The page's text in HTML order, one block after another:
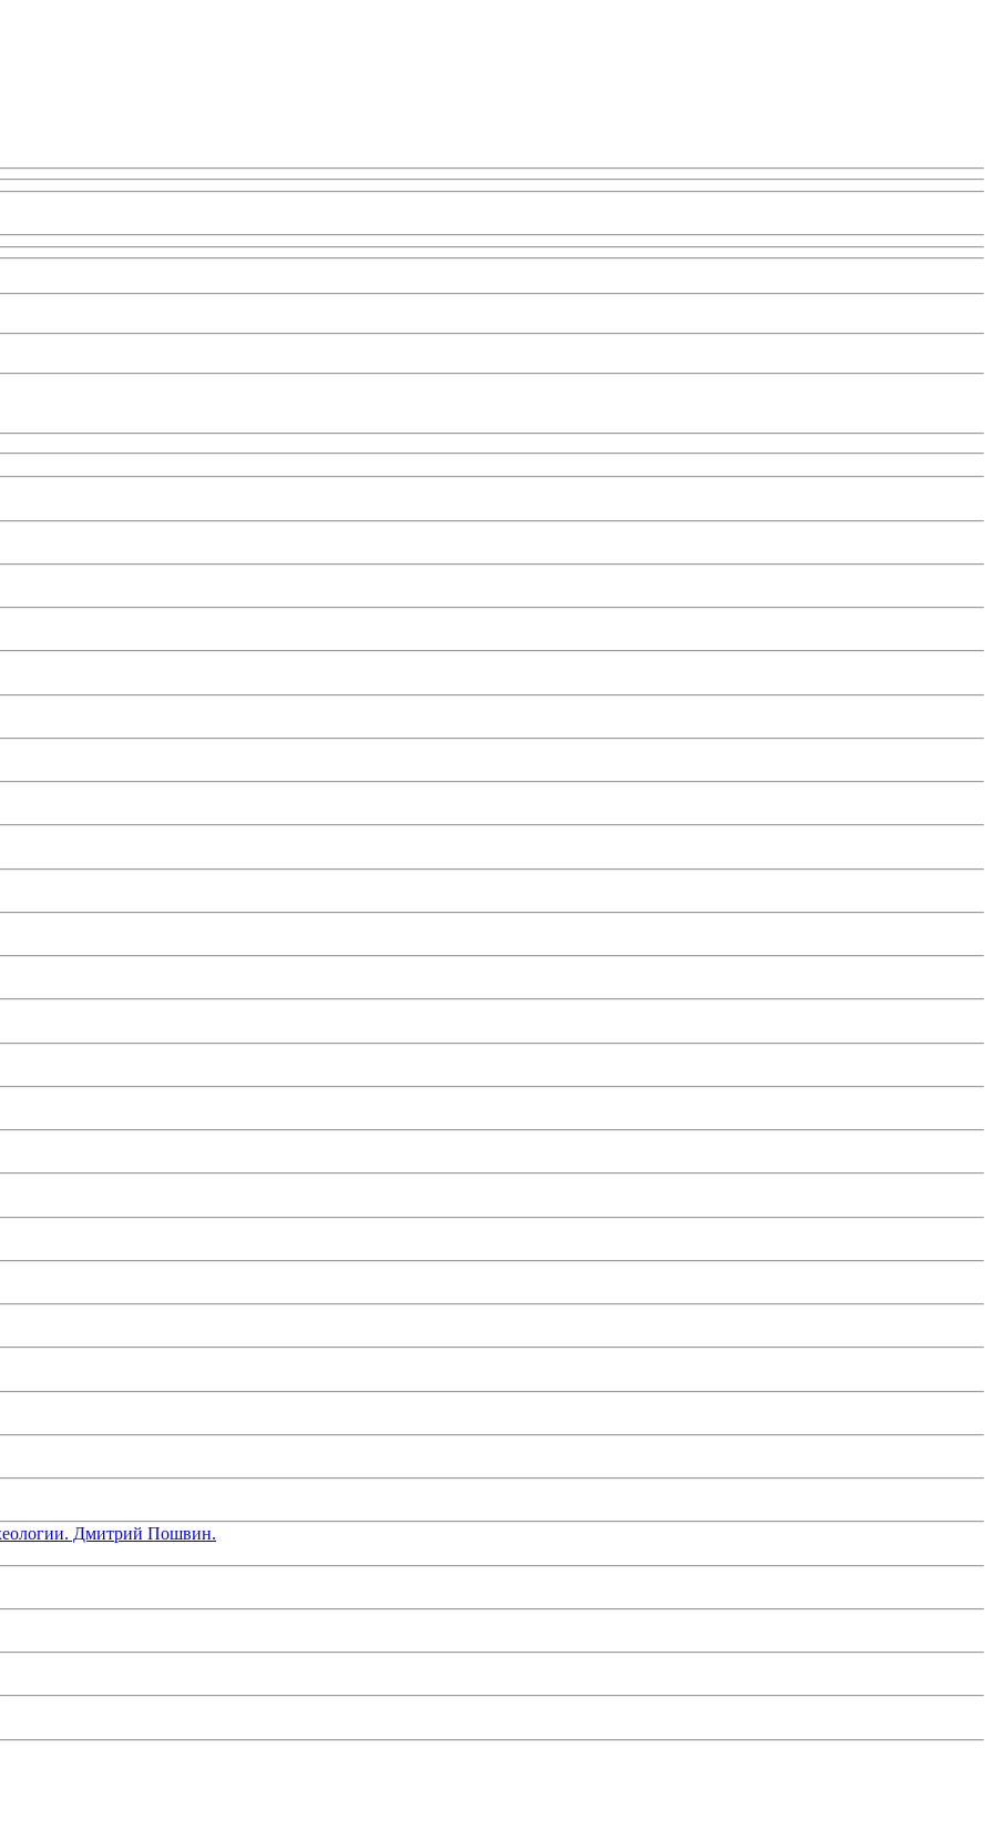
Дмитрий Пошвин.